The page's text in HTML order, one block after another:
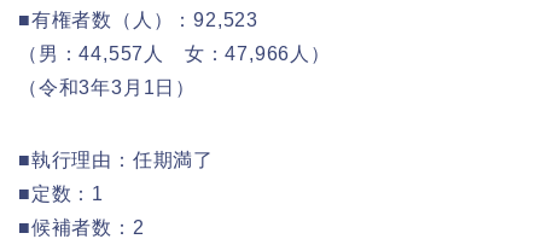
■有権者数（人）：92,523
（男：44,557人 女：47,966人）
（令和3年3月1日）
■執行理由：任期満了
■定数：1
■候補者数：2